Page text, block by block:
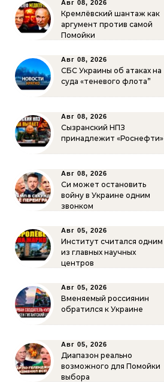
Авг 08, 2026
Кремлёвский шантаж как
аргумент против самой
Помойки
Авг 08, 2026
СБС Украины об атаках на
суда «теневого флота”
Авг 08, 2026
Сызранский НПЗ
принадлежит «Роснефти»
Авг 08, 2026
Си может остановить
войну в Украине одним
звонком
Авг 05, 2026
Институт считался одним
из главных научных
центров
Авг 05, 2026
Вменяемый россиянин
обратился к Украине
Авг 05, 2026
Диапазон реально
возможного для Помойки
выбора